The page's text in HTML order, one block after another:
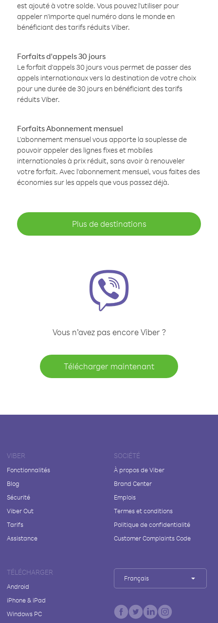
est ajouté à votre solde. Vous pouvez l'utiliser pour
appeler n'importe quel numéro dans le monde en
bénéficiant des tarifs réduits Viber.
Forfaits d'appels 30 jours
Le forfait d'appels 30 jours vous permet de passer des
appels internationaux vers la destination de votre choix
pour une durée de 30 jours en bénéficiant des tarifs
réduits Viber.
Forfaits Abonnement mensuel
L'abonnement mensuel vous apporte la souplesse de
pouvoir appeler des lignes fixes et mobiles
internationales à prix réduit, sans avoir à renouveler
votre forfait. Avec l'abonnement mensuel, vous faites des
économies sur les appels que vous passez déjà.
Plus de destinations
Vous n’avez pas encore Viber ?
Télécharger maintenant
VIBER
Fonctionnalités
Blog
Sécurité
Viber Out
Tarifs
Assistance
SOCIÉTÉ
À propos de Viber
Brand Center
Emplois
Termes et conditions
Politique de confidentialité
Customer Complaints Code
TÉLÉCHARGER
Android
iPhone & iPad
Windows PC
Français